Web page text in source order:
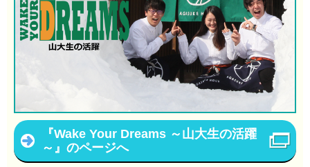
『Wake Your Dreams ～山大生の活躍
～』のページへ